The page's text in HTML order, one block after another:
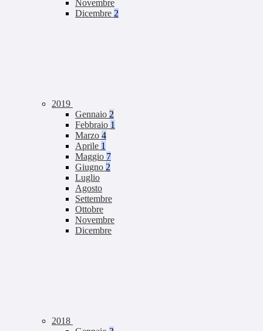
Novembre
Dicembre 2
2019
Gennaio 2
Febbraio 1
Marzo 4
Aprile 1
Maggio 7
Giugno 2
Luglio
Agosto
Settembre
Ottobre
Novembre
Dicembre
2018